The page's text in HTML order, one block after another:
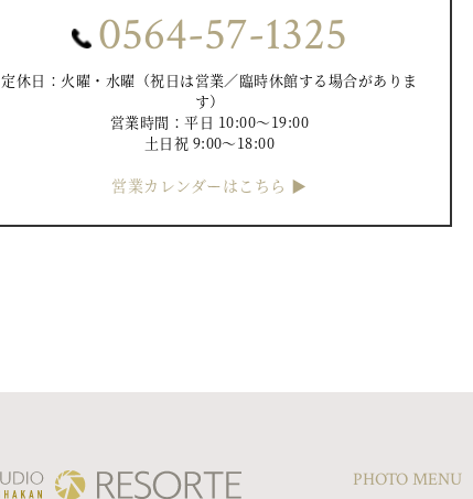
0564-57-1325
定休日：火曜・水曜（祝日は営業／臨時休館する場合がありま
す）
営業時間：平日 10:00〜19:00
土日祝 9:00〜18:00
営業カレンダーはこちら ▶︎
PHOTO MENU